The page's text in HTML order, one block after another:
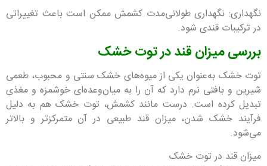
نگهداری: نگهداری طولانی‌مدت کشمش ممکن است باعث تغییراتی
در ترکیبات قندی شود.
بررسی میزان قند در توت خشک
توت خشک به‌عنوان یکی از میوه‌های خشک سنتی و محبوب، طعمی
شیرین و بافتی نرم دارد که آن را به میان‌وعده‌ای خوشمزه و مغذی
تبدیل کرده است. درست مانند کشمش، توت خشک هم به دلیل
فرآیند خشک شدن، میزان قند طبیعی در آن متمرکزتر و بالاتر
می‌شود.
میزان قند در توت خشک